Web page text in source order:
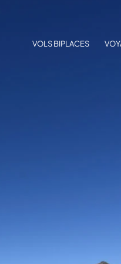
VOLS BIPLACES